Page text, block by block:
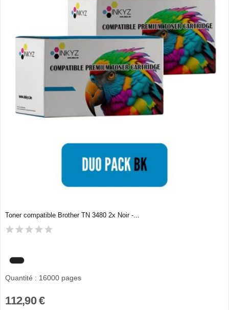
Toner compatible Brother TN 3480 2x Noir -...
Quantité : 16000 pages
112,90 €